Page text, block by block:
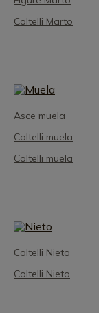
Coltelli Marto
Asce muela
Coltelli muela
Coltelli muela
Coltelli Nieto
Coltelli Nieto